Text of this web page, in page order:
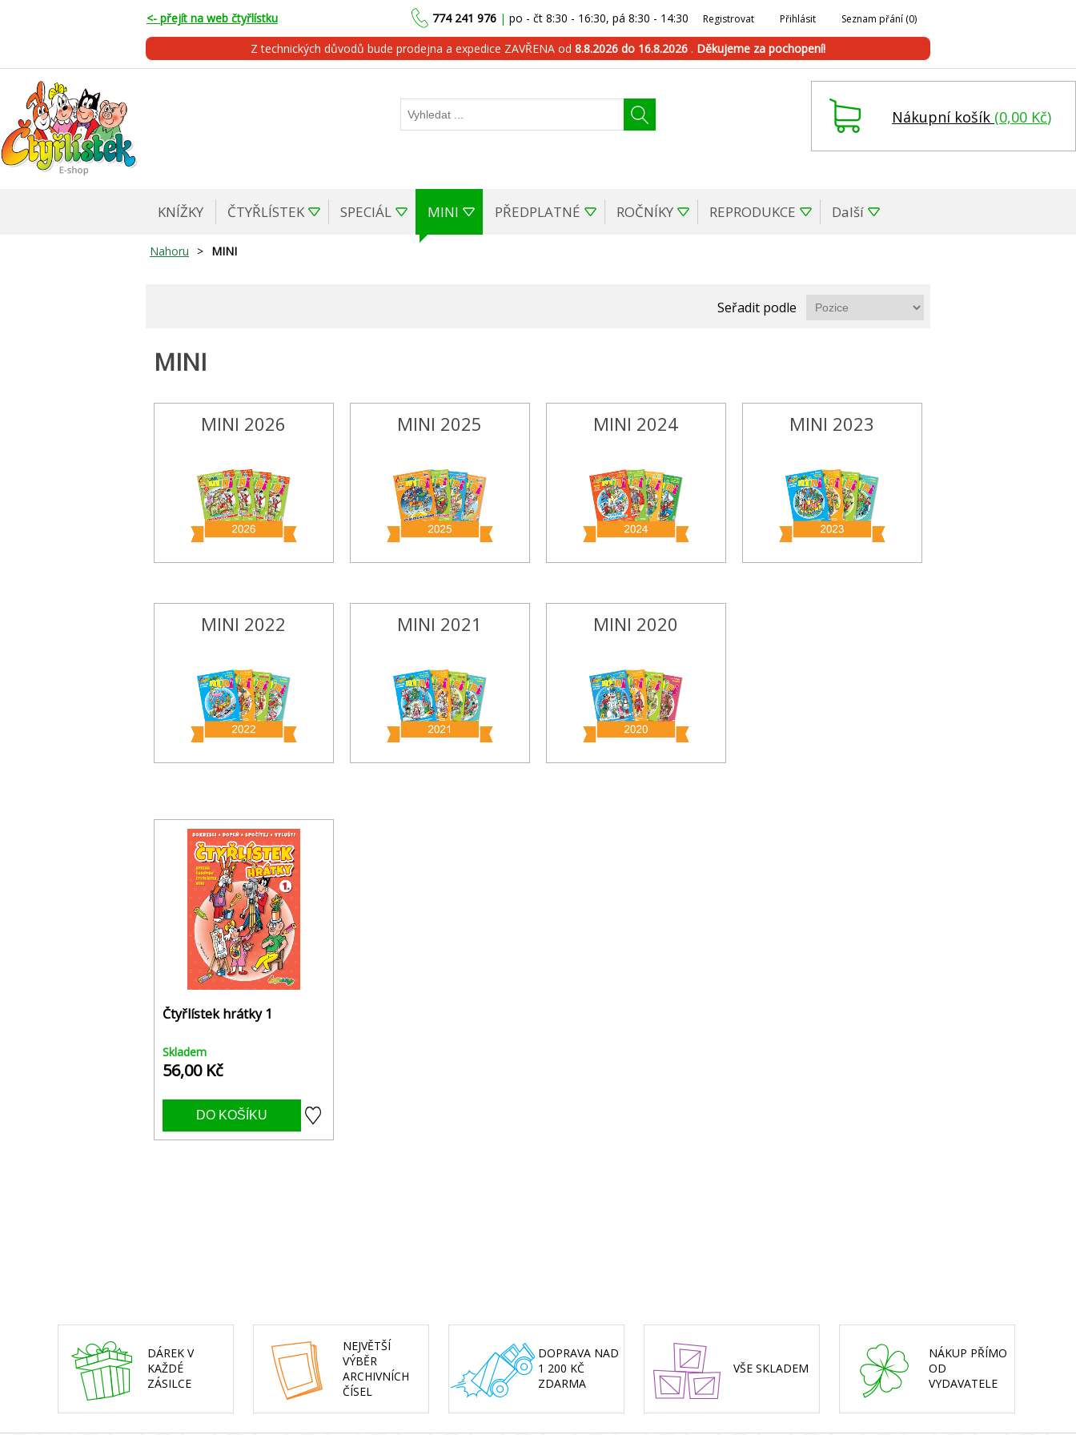
<- přejít na web čtyřlístku 774 241 976 |po - čt 8:30 - 16:30, pá 8:30 - 14:30 Registrovat Přihlásit Seznam přání (0)
Z technických důvodů bude prodejna a expedice ZAVŘENA od 8.8.2026 do 16.8.2026 . Děkujeme za pochopení!
Nákupní košík (0,00 Kč)
KNÍŽKY ČTYŘLÍSTEK SPECIÁL MINI PŘEDPLATNÉ ROČNÍKY REPRODUKCE Další
Nahoru > MINI
Seřadit podle
MINI
MINI 2026 MINI 2025 MINI 2024 MINI 2023
MINI 2022 MINI 2021 MINI 2020
Čtyřlístek hrátky 1
Skladem
56,00 Kč
DÁREK V
KAŽDÉ
ZÁSILCE
NEJVĚTŠÍ
VÝBĚR
ARCHIVNÍCH
ČÍSEL
DOPRAVA NAD
1 200 KČ
ZDARMA
VŠE SKLADEM
NÁKUP PŘÍMO
OD
VYDAVATELE